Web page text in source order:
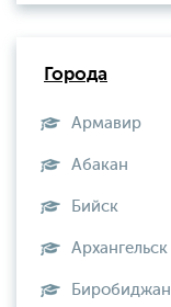
Города
Армавир
Абакан
Бийск
Архангельск
Биробиджан